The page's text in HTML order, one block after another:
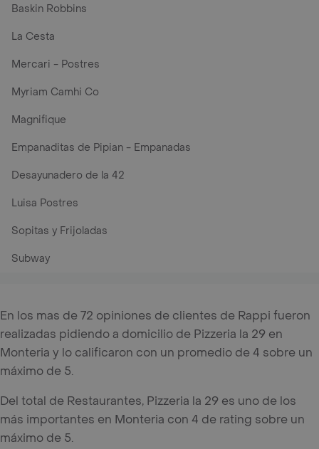
Baskin Robbins
La Cesta
Mercari - Postres
Myriam Camhi Co
Magnifique
Empanaditas de Pipian - Empanadas
Desayunadero de la 42
Luisa Postres
Sopitas y Frijoladas
Subway
En los mas de 72 opiniones de clientes de Rappi fueron
realizadas pidiendo a domicilio de Pizzeria la 29 en
Monteria y lo calificaron con un promedio de 4 sobre un
máximo de 5.
Del total de Restaurantes, Pizzeria la 29 es uno de los
más importantes en Monteria con 4 de rating sobre un
máximo de 5.